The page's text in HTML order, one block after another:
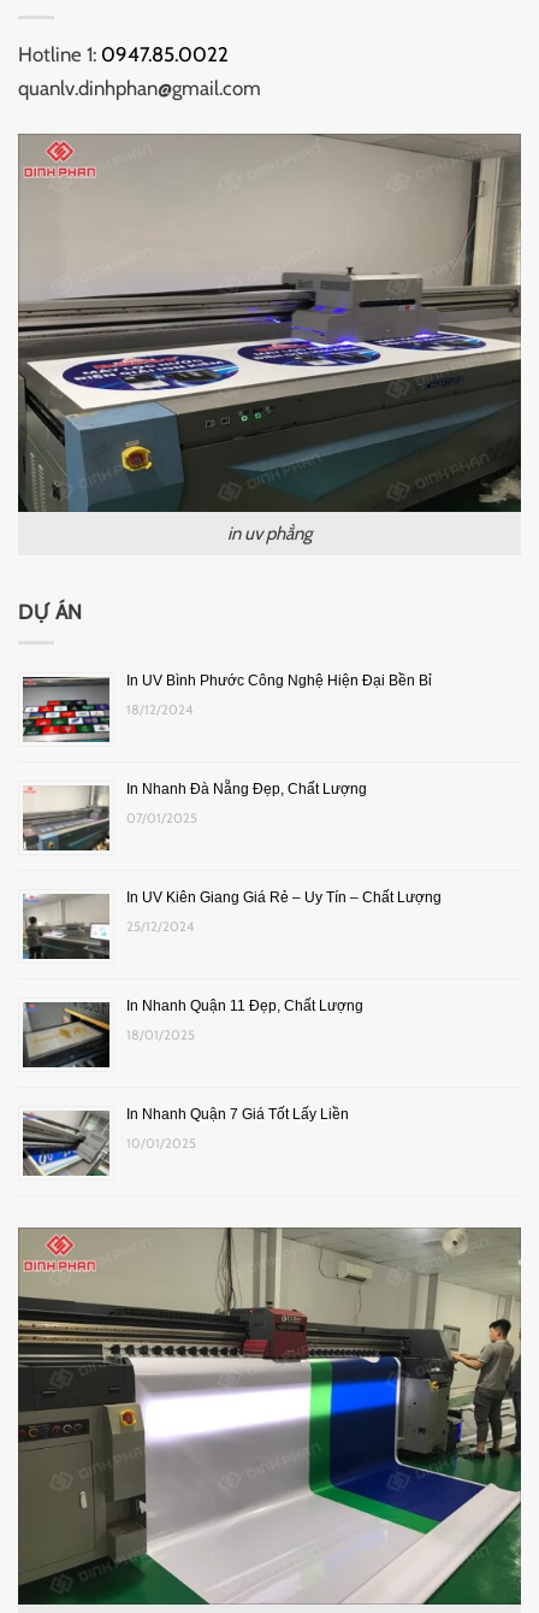
Hotline 1: 0947.85.0022
quanlv.dinhphan@gmail.com
in uv phẳng
DỰ ÁN
In UV Bình Phước Công Nghệ Hiện Đại Bền Bỉ
18/12/2024
In Nhanh Đà Nẵng Đẹp, Chất Lượng
07/01/2025
In UV Kiên Giang Giá Rẻ – Uy Tín – Chất Lượng
25/12/2024
In Nhanh Quận 11 Đẹp, Chất Lượng
18/01/2025
In Nhanh Quận 7 Giá Tốt Lấy Liền
10/01/2025